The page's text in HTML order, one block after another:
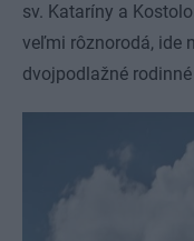
sv. Kataríny a
veľmi rôznorodá, ide
dvojpodlažné